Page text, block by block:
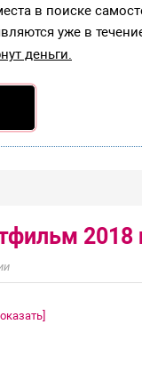
в поиске
уже в
деньги.
2018
]